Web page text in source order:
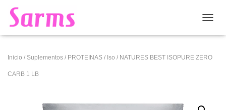
Inicio / Suplementos / PROTEINAS / Iso / NATURES BEST ISOPURE ZERO
CARB 1 LB